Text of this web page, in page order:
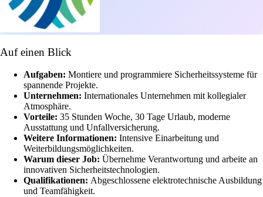
Auf einen Blick
Aufgaben: Montiere und programmiere Sicherheitssysteme für
spannende Projekte.
Unternehmen: Internationales Unternehmen mit kollegialer
Atmosphäre.
Vorteile: 35 Stunden Woche, 30 Tage Urlaub, moderne
Ausstattung und Unfallversicherung.
Weitere Informationen: Intensive Einarbeitung und
Weiterbildungsmöglichkeiten.
Warum dieser Job: Übernehme Verantwortung und arbeite an
innovativen Sicherheitstechnologien.
Qualifikationen: Abgeschlossene elektrotechnische Ausbildung
und Teamfähigkeit.